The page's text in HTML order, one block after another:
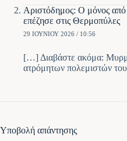
Αριστόδημος: Ο μόνος από
επέζησε στις Θερμοπύλες
29 ΙΟΥΝΊΟΥ 2026 / 10:56
[…] Διαβάστε ακόμα:
ατρόμητων πολεμιστών
Υποβολή απάντησης